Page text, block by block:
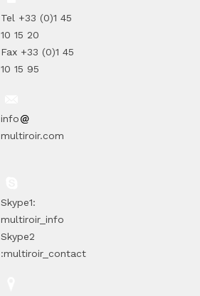
Tel +33 (0)1 45
10 15 20
Fax +33 (0)1 45
10 15 95
info
multiroir.com
Skype1:
multiroir_info
Skype2
:multiroir_contact